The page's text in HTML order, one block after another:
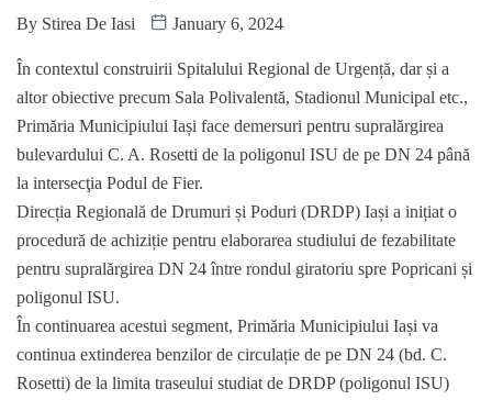
By Stirea De Iasi January 6, 2024
În contextul construirii Spitalului Regional de Urgență, dar și a
altor obiective precum Sala Polivalentă, Stadionul Municipal etc.,
Primăria Municipiului Iași face demersuri pentru supralărgirea
bulevardului C. A. Rosetti de la poligonul ISU de pe DN 24 până
la intersecţia Podul de Fier.
Direcția Regională de Drumuri și Poduri (DRDP) Iași a inițiat o
procedură de achiziție pentru elaborarea studiului de fezabilitate
pentru supralărgirea DN 24 între rondul giratoriu spre Popricani și
poligonul ISU.
În continuarea acestui segment, Primăria Municipiului Iași va
continua extinderea benzilor de circulație de pe DN 24 (bd. C.
Rosetti) de la limita traseului studiat de DRDP (poligonul ISU)